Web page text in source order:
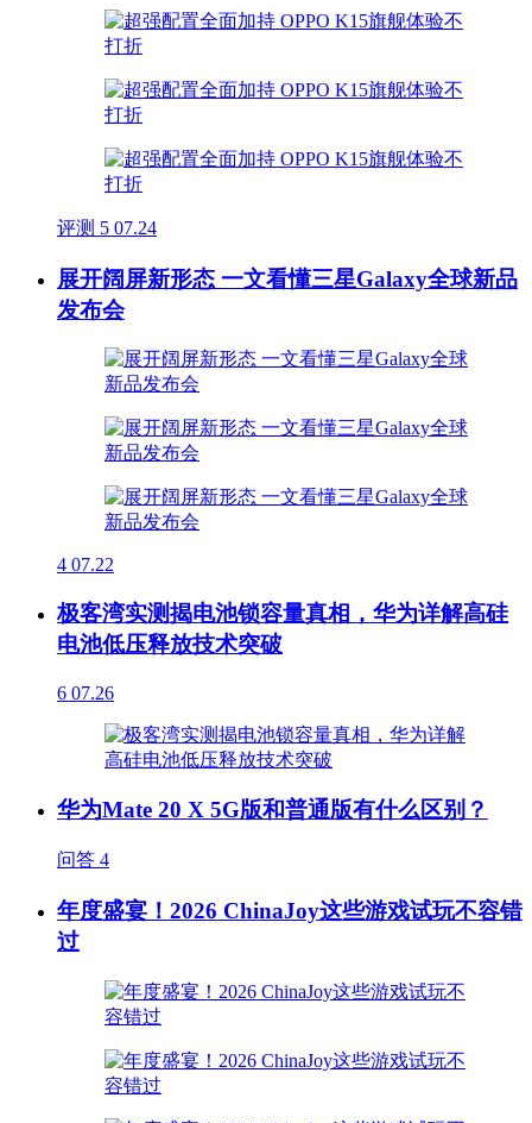
评测 5 07.24
展开阔屏新形态 一文看懂三星Galaxy全球新品
发布会
4 07.22
极客湾实测揭电池锁容量真相，华为详解高硅
电池低压释放技术突破
6 07.26
华为Mate 20 X 5G版和普通版有什么区别？
问答 4
年度盛宴！2026 ChinaJoy这些游戏试玩不容错
过